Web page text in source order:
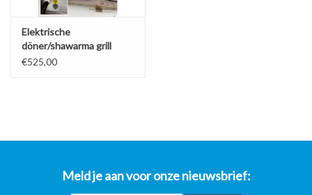
Elektrische
döner/shawarma grill
€525,00
Meld je aan voor onze nieuwsbrief: